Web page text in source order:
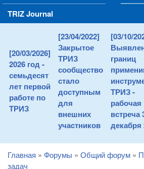
TRIZ Journal
[20/03/2026]
2026 год -
семьдесят
лет первой
работе по
ТРИЗ
[23/04/2022]
Закрытое
ТРИЗ
сообщество
стало
доступным
для
внешних
участников
[03/10/
границ
ТРИЗ -
рабочая
встреча
декабря
You are here
Главная » Форумы » Общий форум »
задач